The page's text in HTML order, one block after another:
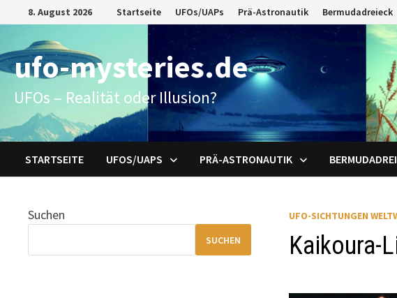
Inhalt
springen
8. August 2026 Startseite UFOs/UAPs Prä-Astronautik Bermudadreieck
ufo-mysteries.de
UFOs – Realität oder Illusion?
STARTSEITE UFOS/UAPS PRÄ-ASTRONAUTIK
UFO-SICHTUNGEN
Kaikoura-
Suchen
SUCHEN